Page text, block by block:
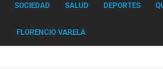
SOCIEDAD SALUD DEPORTES
FLORENCIO VARELA